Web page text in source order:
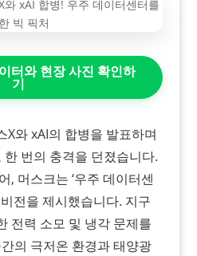
터와 현장 사진 확인하
기
X와 xAI의 합병을 발표하며
번의 충격을 던졌습니다.
, 머스크는 ‘우주 데이터센
전을 제시했습니다. 지구
전력 소모 및 냉각 문제를
의 극저온 환경과 태양광